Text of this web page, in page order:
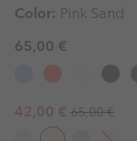
Color: Pink Sand
65,00 €
Sale price:
42,00 € Regular
65,00 €